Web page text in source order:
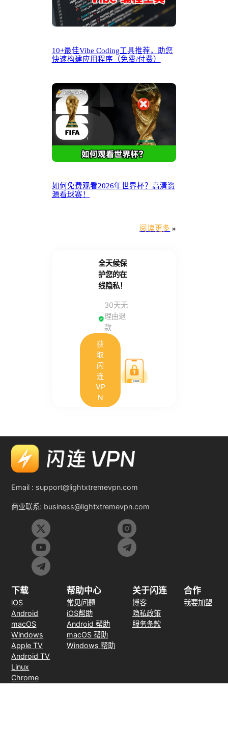
10+最佳Vibe Coding工具推荐，助您
快速构建应用程序（免费/付费）
如何免费观看2026年世界杯？高清资
源看球赛！
阅读更多 »
全天候保
护您的在
线隐私！
30天无
理由退
款
获
取
闪
连
VP
N
Email : support@lightxtremevpn.com
商业联系: business@lightxtremevpn.com
下载
iOS
Android
macOS
Windows
Apple TV
Android TV
Linux
Chrome
帮助中心
常见问题
iOS帮助
Android 帮助
macOS 帮助
Windows 帮助
关于闪连
博客
隐私政策
服务条款
合作
我要加盟